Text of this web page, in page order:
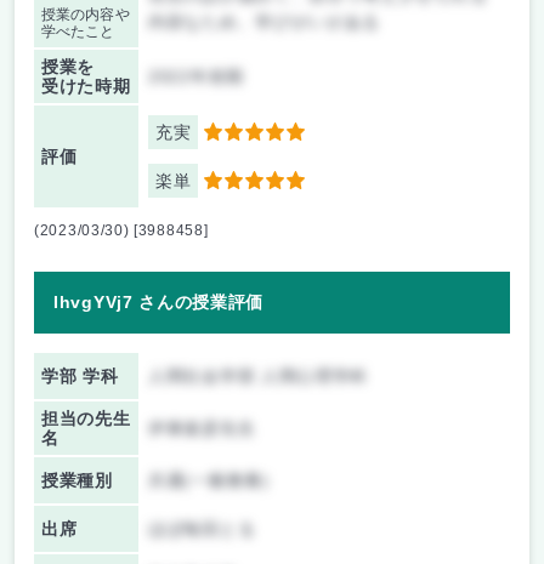
授業の内容や
学べたこと
内容なため、学びがいがある
授業を
受けた時期
評価
充実 5
楽単 5
(2023/03/30) [3988458]
IhvgYVj7 さんの授業評価
学部 学科
担当の先生
名
伊東俊彦先生
授業種別 共通(一般教養)
出席 ほぼ毎回とる